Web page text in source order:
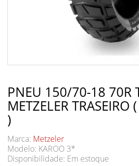
PNEU 150/70-18 70R
METZELER
)
Marca: Metzeler
Modelo: KAROO 3*
Disponibilidade: Em estoque